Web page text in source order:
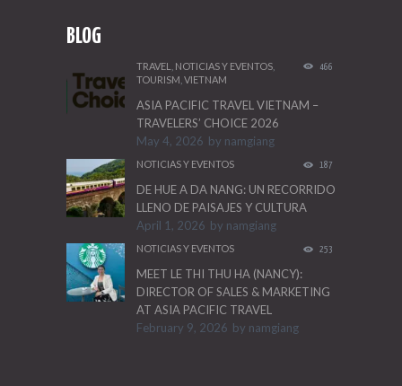
BLOG
TRAVEL NOTICIAS Y EVENTOS
TOURISM VIETNAM
466
ASIA PACIFIC TRAVEL VIETNAM –
TRAVELERS’ CHOICE 2026
May 4, 2026 by namgiang
NOTICIAS Y EVENTOS 187
DE HUE A DA NANG: UN RECORRIDO
LLENO DE PAISAJES Y CULTURA
April 1, 2026 by namgiang
NOTICIAS Y EVENTOS 253
MEET LE THI THU HA (NANCY):
DIRECTOR OF SALES & MARKETING
AT ASIA PACIFIC TRAVEL
February 9, 2026 by namgiang